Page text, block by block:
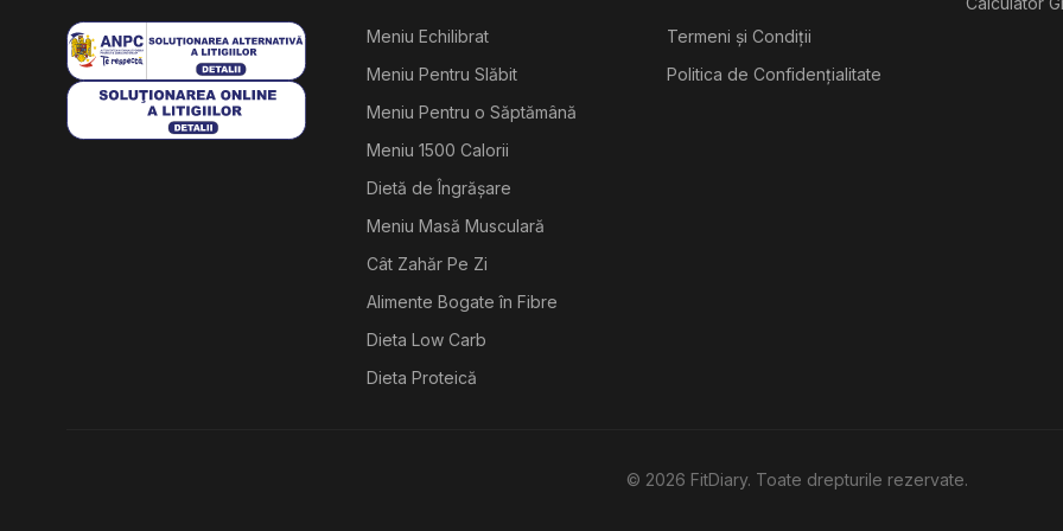
Meniu Echilibrat
Meniu Pentru Slăbit
Meniu Pentru o Săptămână
Meniu 1500 Calorii
Dietă de Îngrășare
Meniu Masă Musculară
Cât Zahăr Pe Zi
Alimente Bogate în Fibre
Dieta Low Carb
Dieta Proteică
Termeni și Condiții
Politica de Confidențialitate
© 2026 FitDiary. Toate drepturile rezervate.